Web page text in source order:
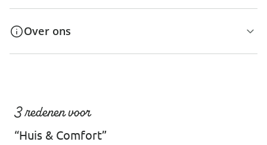
Over ons
3 redenen voor
“Huis & Comfort”